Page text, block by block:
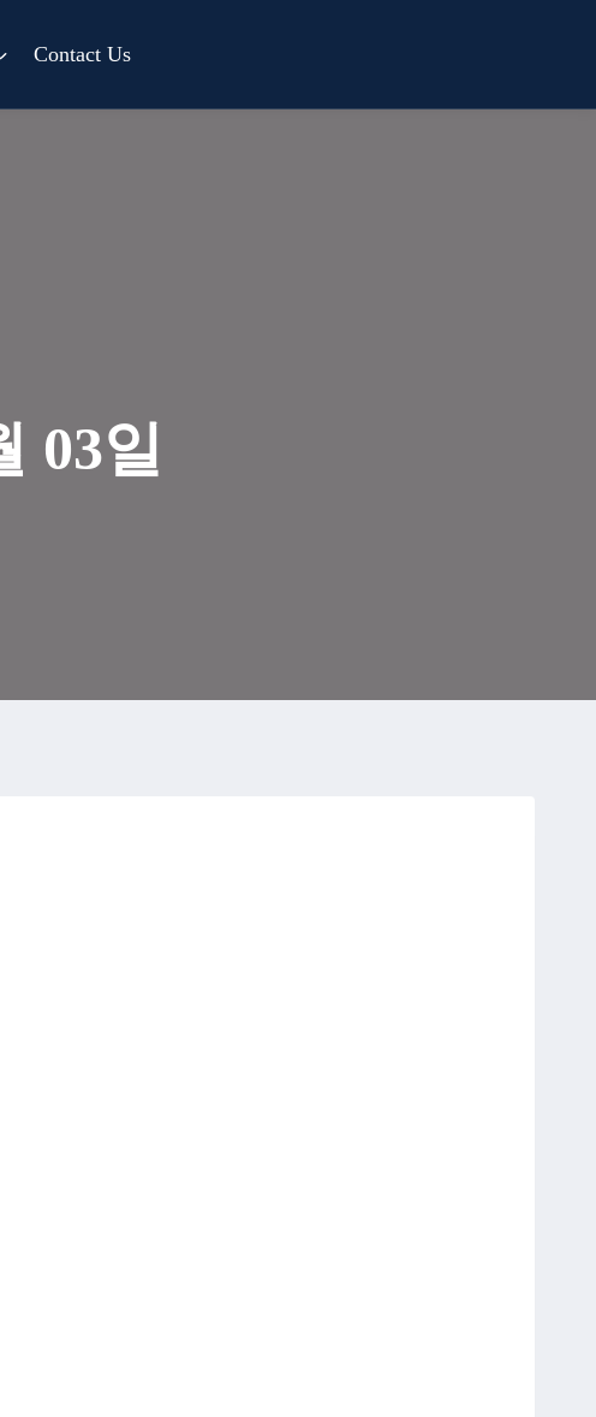
Contact Us
03일